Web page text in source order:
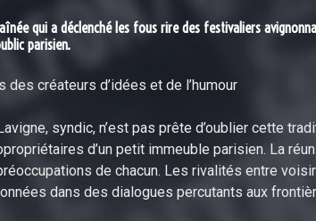
qui a déclenché les fous rire des festivaliers
parisien.
des créateurs d’idées et de l’humour
syndic, n’est pas prête d’oublier cette
d’un petit immeuble parisien. La
de chacun. Les rivalités entre
dans des dialogues percutants aux